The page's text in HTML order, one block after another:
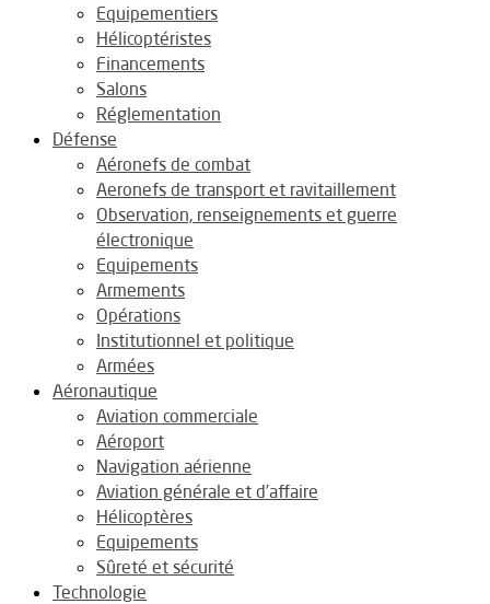
Equipementiers
Hélicoptéristes
Financements
Salons
Réglementation
Défense
Aéronefs de combat
Aeronefs de transport et ravitaillement
Observation, renseignements et guerre
électronique
Equipements
Armements
Opérations
Institutionnel et politique
Armées
Aéronautique
Aviation commerciale
Aéroport
Navigation aérienne
Aviation générale et d’affaire
Hélicoptères
Equipements
Sûreté et sécurité
Technologie